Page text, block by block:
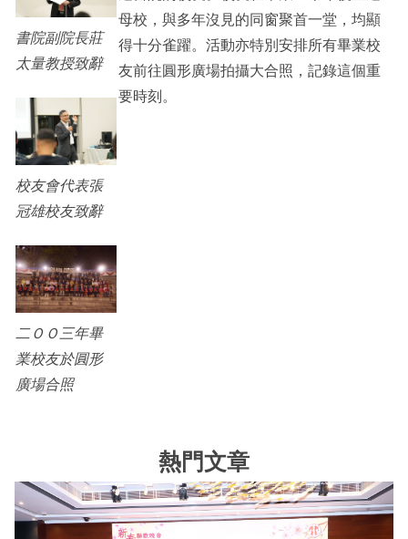
書院副院長莊
太量教授致辭
校友會代表張
冠雄校友致辭
二ＯＯ三年畢
業校友於圓形
廣場合照
母校，與多年沒見的同窗聚首一堂，均顯
得十分雀躍。活動亦特別安排所有畢業校
友前往圓形廣場拍攝大合照，記錄這個重
要時刻。
熱門文章